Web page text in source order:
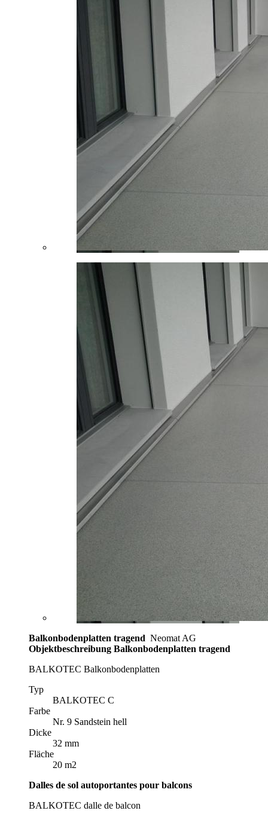
Balkonbodenplatten tragend Neomat AG
Objektbeschreibung Balkonbodenplatten tragend
BALKOTEC Balkonbodenplatten
Typ
BALKOTEC C
Farbe
Nr. 9 Sandstein hell
Dicke
32 mm
Fläche
20 m2
Dalles de sol autoportantes pour balcons
BALKOTEC dalle de balcon